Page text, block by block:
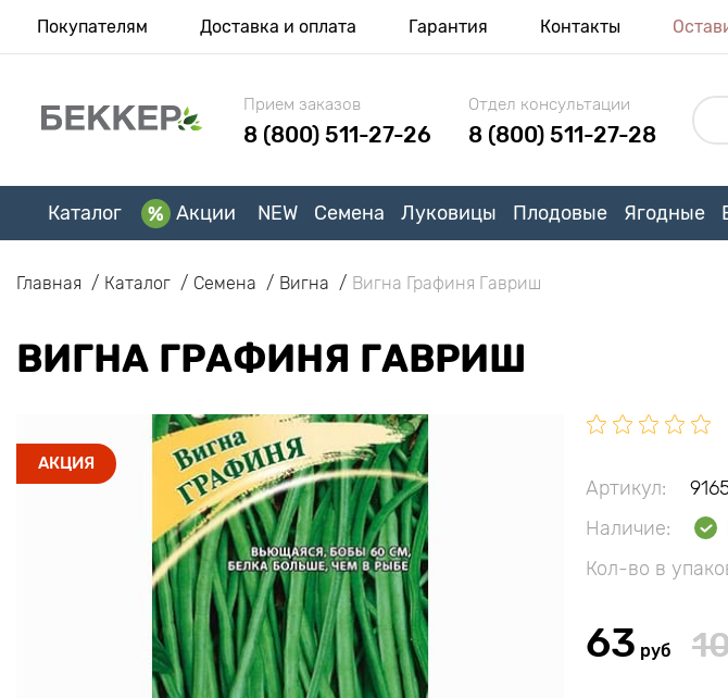
Покупателям Доставка и оплата Гарантия Контакты
Прием заказов
8 (800) 511-27-26
Отдел консультации
8 (800) 511-27-28
Каталог Акции NEW Семена Луковицы Плодовые Ягодные
Главная Каталог Семена Вигна Вигна Графиня Гавриш
ВИГНА ГРАФИНЯ ГАВРИШ
АКЦИЯ
Артикул:
Наличие:
Кол-во в
63 руб